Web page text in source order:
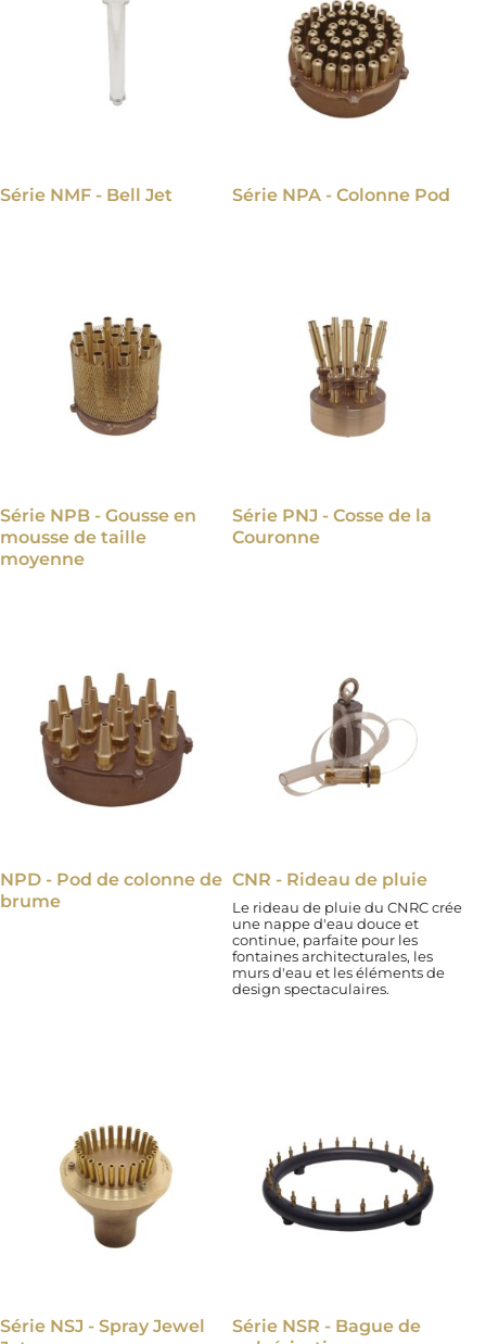
Série NMF - Bell Jet Série NPA - Colonne Pod
Série NPB - Gousse en
mousse de taille
moyenne
Série PNJ - Cosse de la
Couronne
NPD - Pod de colonne de
brume
CNR - Rideau de pluie
Le rideau de pluie du CNRC crée
une nappe d'eau douce et
continue, parfaite pour les
fontaines architecturales, les
murs d'eau et les éléments de
design spectaculaires.
Série NSJ - Spray Jewel
Série NSR - Bague de